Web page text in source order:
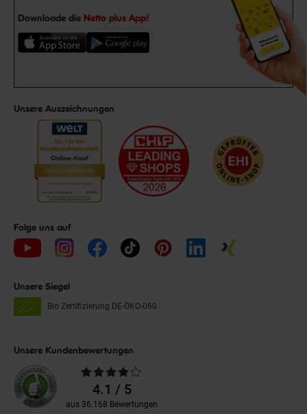
Downloade die Netto plus App!
Unsere Auszeichnungen
Folge uns auf
Unsere Siegel
Bio Zertifizierung DE-ÖKO-060
Unsere Kundenbewertungen
Durchschnittliche
Bewertungen4.1 / 5
aus 36.168 Bewertungen